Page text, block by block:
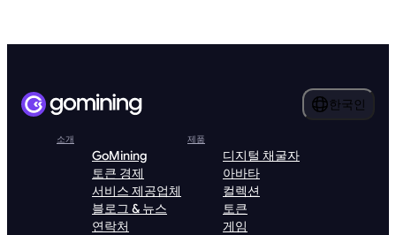
한국인
소개
GoMining
토큰 경제
서비스 제공업체
블로그 & 뉴스
연락처
제품
디지털 채굴자
아바타
컬렉션
토큰
게임